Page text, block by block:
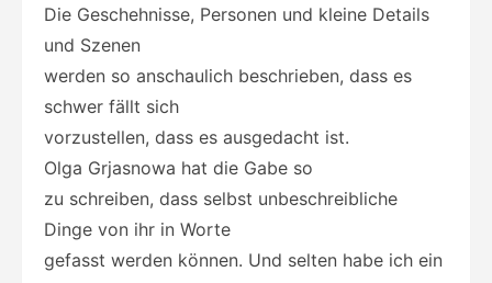
Die Geschehnisse, Personen und kleine Details
und Szenen
werden so anschaulich beschrieben, dass es
schwer fällt sich
vorzustellen, dass es ausgedacht ist.
Olga Grjasnowa hat die Gabe so
zu schreiben, dass selbst unbeschreibliche
Dinge von ihr in Worte
gefasst werden können. Und selten habe ich ein